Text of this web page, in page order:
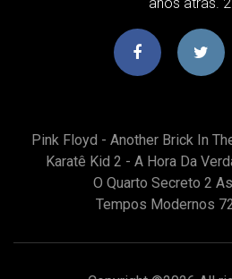
Pink Floyd - Another Brick In
Karatê Kid 2 - A Hora Da
O Quarto Secreto 2
Tempos Modernos